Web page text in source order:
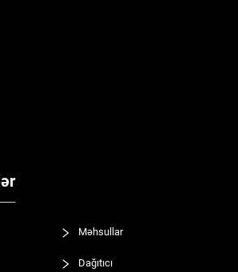
Məhsullar
Dağıtıcı